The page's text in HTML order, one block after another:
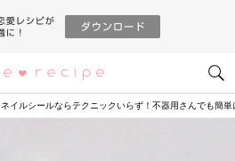
恋愛レシピ
ネイルシールならテクニックいらず！不器用さんでも簡